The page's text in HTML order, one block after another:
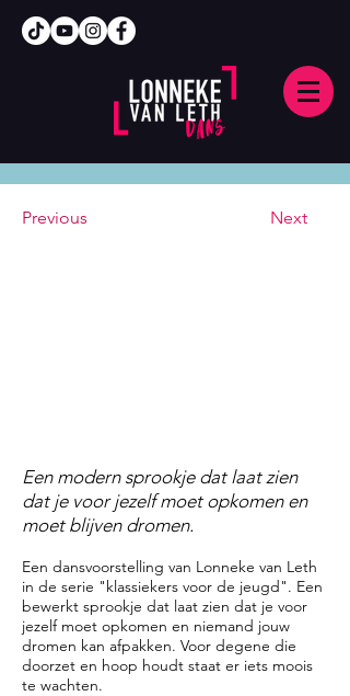
Previous Next
Een modern sprookje dat laat zien
dat je voor jezelf moet opkomen en
moet blijven dromen.
Een dansvoorstelling van Lonneke van Leth
in de serie "klassiekers voor de jeugd". Een
bewerkt sprookje dat laat zien dat je voor
jezelf moet opkomen en niemand jouw
dromen kan afpakken. Voor degene die
doorzet en hoop houdt staat er iets moois
te wachten.